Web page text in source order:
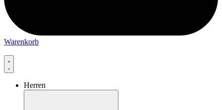
Warenkorb
Herren